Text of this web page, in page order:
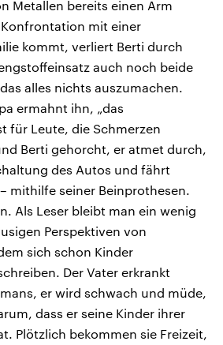
Metallen bereits einen Arm
mit einer
kommt, verliert Berti durch
auch noch beide
alles nichts auszumachen.
ermahnt ihn, „das
für Leute, die Schmerzen
Berti gehorcht, er atmet durch,
des Autos und fährt
mithilfe seiner Beinprothesen.
Als Leser bleibt man ein wenig
Perspektiven von
sich schon Kinder
Der Vater erkrankt
er wird schwach und müde,
dass er seine Kinder ihrer
Plötzlich bekommen sie Freizeit,